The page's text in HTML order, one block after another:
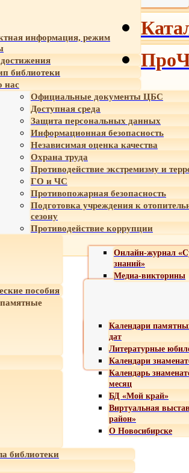
информация, режим
библиотеки
нас
Официальные документы ЦБС
Доступная среда
Защита персональных данных
Информационная безопасность
Независимая оценка качества
Охрана труда
Противодействие экстремизму и
ГО и ЧС
Противопожарная безопасность
Подготовка учреждения к
сезону
Противодействие коррупции
Онлайн-журнал
знаний»
Медиа-викторины
пособия
Календари
дат
Литературные
Календари
Календарь
месяц
БД «Мой край»
Виртуальная
район»
О Новосибирске
библиотеки